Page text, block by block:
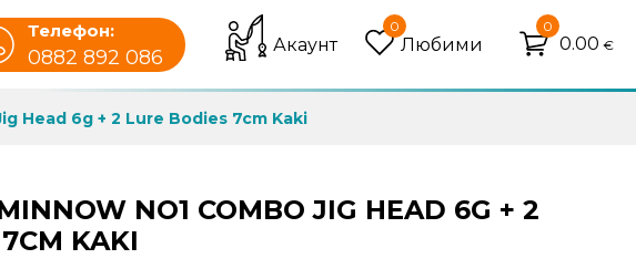
Телефон:
0882 892 086
Акаунт
0
Любими
0
0.00 €
Head 6g + 2 Lure Bodies 7cm Kaki
NO1 COMBO JIG HEAD 6G + 2
KAKI